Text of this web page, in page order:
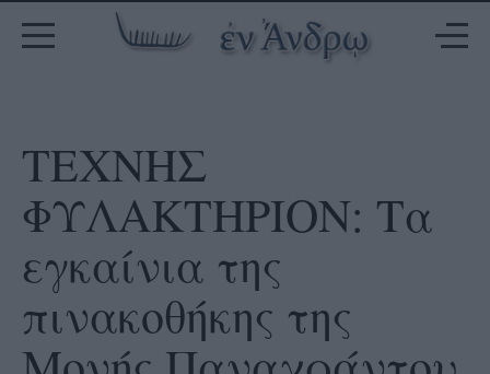
ΤΕΧΝΗΣ
ΦΥΛΑΚΤΗΡΙΟΝ: Τα
εγκαίνια της
πινακοθήκης της